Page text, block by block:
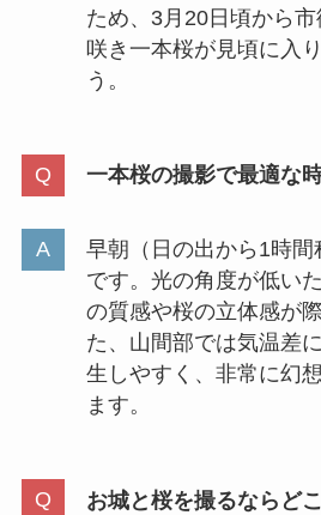
ため、3月20日頃から
咲き一本桜が見頃に入
う。
一本桜の撮影で最適な
早朝（日の出から1時
です。光の角度が低い
の質感や桜の立体感が
た、山間部では気温差
生しやすく、非常に幻
ます。
お城と桜を撮るならど